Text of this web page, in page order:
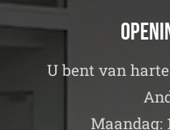
U bent van
Maandag: